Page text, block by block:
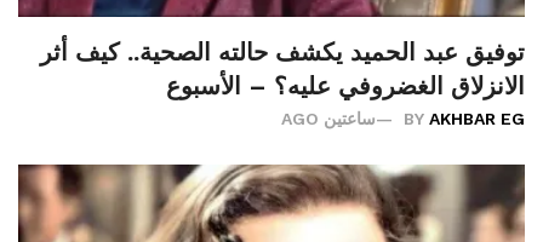
توفيق عبد الحميد يكشف حالته الصحية.. كيف أثر
الانزلاق الغضروفي عليه؟ – الأسبوع
BY AKHBAR EG ساعتين AGO